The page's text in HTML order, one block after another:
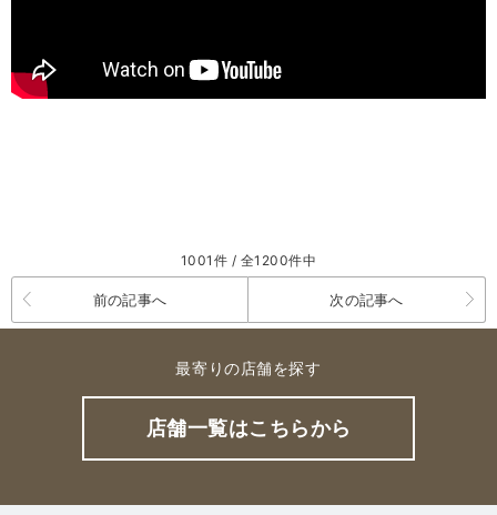
1001件 / 全1200件中
前の記事へ 次の記事へ
最寄りの店舗を探す
店舗一覧はこちらから